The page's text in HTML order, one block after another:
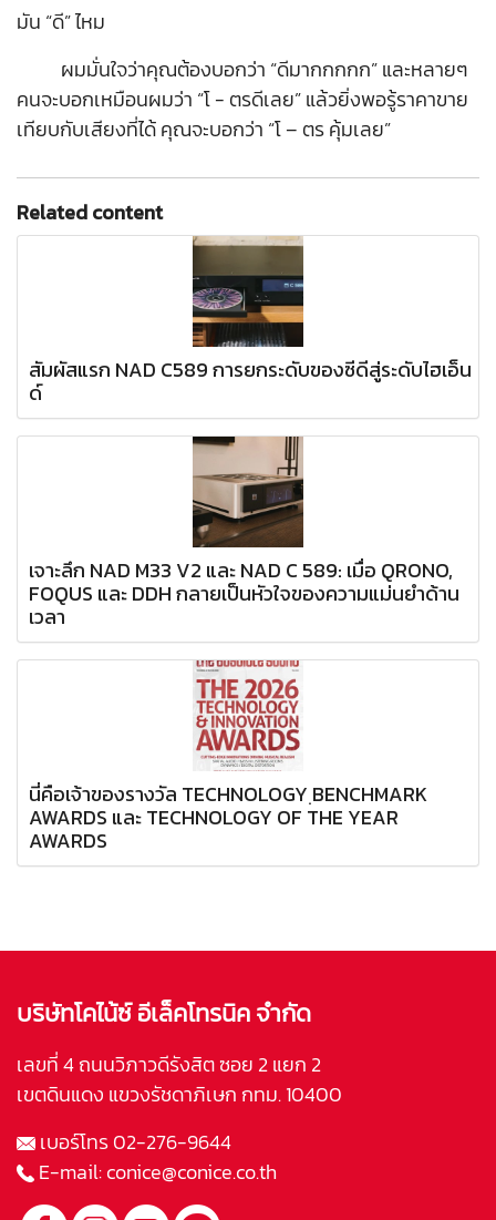
มัน “ดี” ไหม
ผมมั่นใจว่าคุณต้องบอกว่า “ดีมากกกกก” และหลายๆ
คนจะบอกเหมือนผมว่า “โ - ตรดีเลย” แล้วยิ่งพอรู้ราคาขาย
เทียบกับเสียงที่ได้ คุณจะบอกว่า “โ – ตร คุ้มเลย”
Related content
สัมผัสแรก NAD C589 การยกระดับของซีดีสู่ระดับไฮเอ็น
ด์
เจาะลึก NAD M33 V2 และ NAD C 589: เมื่อ QRONO,
FOQUS และ DDH กลายเป็นหัวใจของความแม่นยำด้าน
เวลา
นี่คือเจ้าของรางวัล TECHNOLOGY ฺBENCHMARK
AWARDS และ TECHNOLOGY OF THE YEAR
AWARDS
บริษัทโคไน้ซ์ อีเล็คโทรนิค จำกัด
เลขที่ 4 ถนนวิภาวดีรังสิต ซอย 2 แยก 2
เขตดินแดง แขวงรัชดาภิเษก กทม. 10400
เบอร์โทร02-276-9644
E-mail:conice@conice.co.th